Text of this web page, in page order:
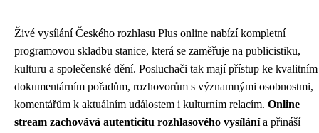
Živé vysílání Českého rozhlasu Plus online nabízí kompletní
programovou skladbu stanice, která se zaměřuje na publicistiku,
kulturu a společenské dění. Posluchači tak mají přístup ke kvalitním
dokumentárním pořadům, rozhovorům s významnými osobnostmi,
komentářům k aktuálním událostem i kulturním relacím. Online
stream zachovává autenticitu rozhlasového vysílánía přináší